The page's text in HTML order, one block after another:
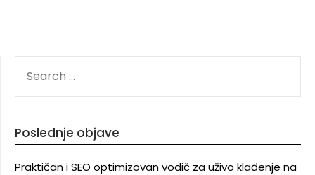
FOR:
Poslednje objave
Praktičan i SEO optimizovan vodič za uživo klađenje na